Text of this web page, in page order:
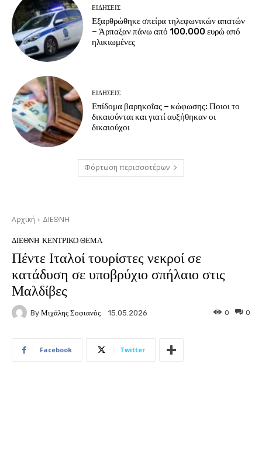
ΕΙΔΗΣΕΙΣ
Εξαρθρώθηκε σπείρα τηλεφωνικών απατών
– Άρπαξαν πάνω από 100.000 ευρώ από
ηλικιωμένες
ΕΙΔΗΣΕΙΣ
Επίδομα βαρηκοΐας – κώφωσης: Ποιοι το
δικαιούνται και γιατί αυξήθηκαν οι
δικαιούχοι
Φόρτωση περισσοτέρων